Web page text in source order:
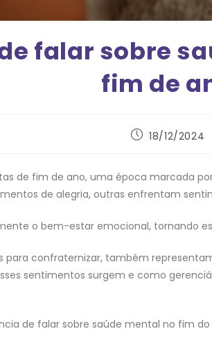
falar sobre
fim de
18/12/2024
de fim de ano, uma época marcada
de alegria, outras enfrentam
o bem-estar emocional, tornando
para confraternizar, também
sentimentos surgem e como
de falar sobre saúde mental no fim